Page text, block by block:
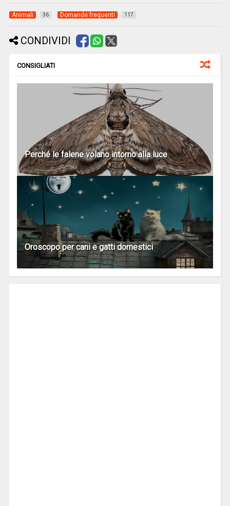
Animali 36 Domande frequenti 117
CONDIVIDI
CONSIGLIATI
Perché le falene volano intorno alla luce
Oroscopo per cani e gatti domestici